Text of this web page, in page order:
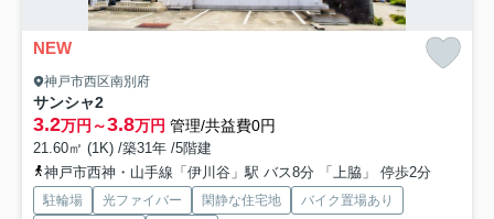
NEW
神戸市西区南別府
サンシャ2
3.2万円～3.8万円 管理/共益費0円
21.60㎡ (1K) /築31年 /5階建
神戸市西神・山手線「伊川谷」駅 バス8分 「上脇」 停歩2分
駐輪場 光ファイバー 閑静な住宅地
バイク置場あり